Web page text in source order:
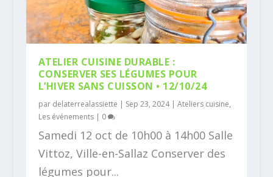
ATELIER CUISINE DURABLE :
CONSERVER SES LÉGUMES POUR
L’HIVER SANS CUISSON • 12/10/24
par delaterrealassiette | Sep 23, 2024| Ateliers cuisine,
Les événements| 0
Samedi 12 oct de 10h00 à 14h00 Salle
Vittoz, Ville-en-Sallaz Conserver des
légumes pour...